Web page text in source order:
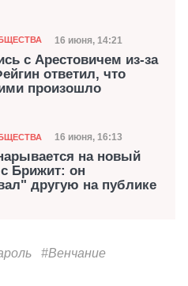
Дата публикации
16 июня, 14:21
с Арестовичем из-за
ответил, что
произошло
Дата публикации
16 июня, 16:13
на новый
Брижит: он
другую на публике
#Венчание